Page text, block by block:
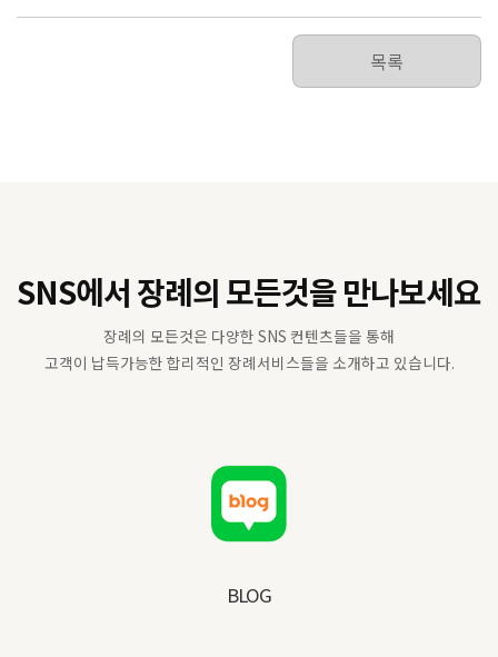
목록
SNS에서 장례의 모든것을 만나보세요
장례의 모든것은 다양한 SNS 컨텐츠들을 통해
고객이 납득가능한 합리적인 장례서비스들을 소개하고 있습니다.
BLOG